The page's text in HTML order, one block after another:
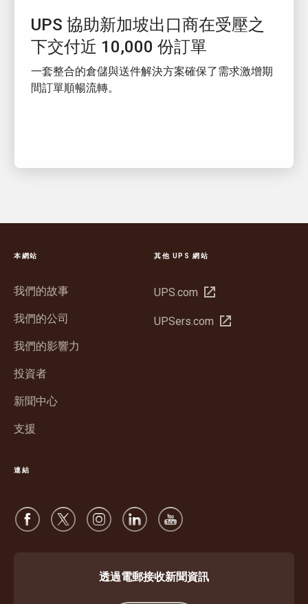
UPS 協助新加坡出口商在受壓之
下交付近 10,000 份訂單
一套整合的倉儲與送件解決方案確保了需求激增期
間訂單順暢流轉。
本網站
我們的故事
我們的公司
我們的影響力
投資者
新聞中心
支援
其他 UPS 網站
UPS.com 在
視
UPSers.com 在
連結
透過電郵接收新聞資訊